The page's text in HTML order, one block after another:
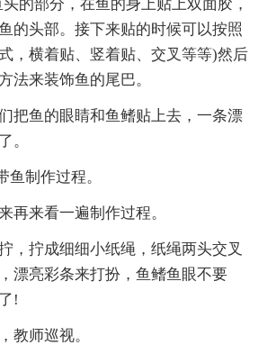
的部分，在鱼的身上贴上双面胶，
的头部。接下来贴的时候可以按照
，横着贴、竖着贴、交叉等等)然后
法来装饰鱼的尾巴。
把鱼的眼睛和鱼鳍贴上去，一条漂
。
鱼制作过程。
再来看一遍制作过程。
，拧成细细小纸绳，纸绳两头交叉
漂亮彩条来打扮，鱼鳍鱼眼不要
!
教师巡视。